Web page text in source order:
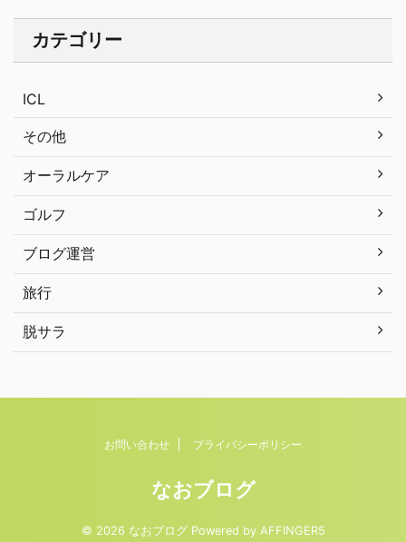
カテゴリー
ICL
その他
オーラルケア
ゴルフ
ブログ運営
旅行
脱サラ
お問い合わせ プライバシーポリシー
なおブログ
© 2026 なおブログ Powered by AFFINGER5